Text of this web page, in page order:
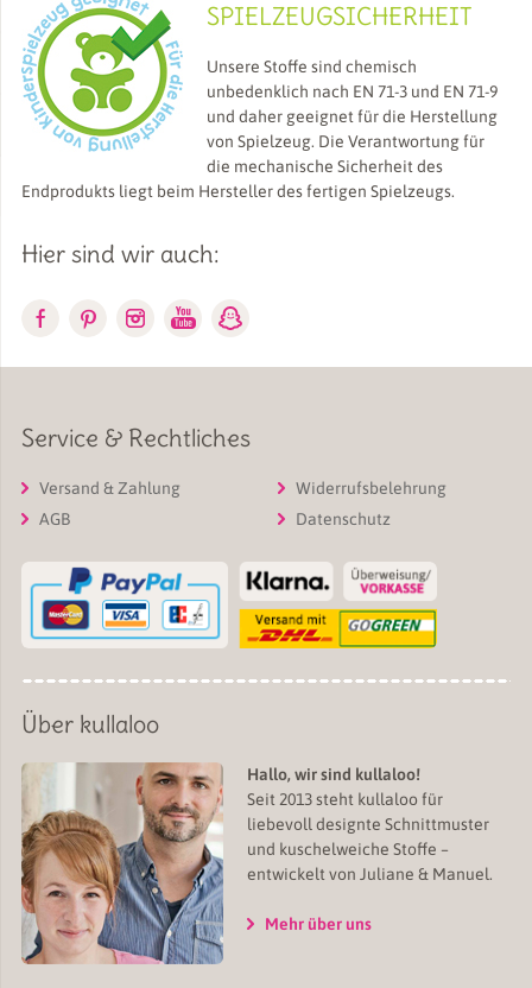
SPIELZEUGSICHERHEIT
Unsere Stoffe sind chemisch
unbedenklich nach EN 71-3 und EN 71-9
und daher geeignet für die Herstellung
von Spielzeug. Die Verantwortung für
die mechanische Sicherheit des
Endprodukts liegt beim Hersteller des fertigen Spielzeugs.
Hier sind wir auch:
Service & Rechtliches
Versand & Zahlung
AGB
Widerrufsbelehrung
Datenschutz
Über kullaloo
Hallo, wir sind kullaloo!
Seit 2013 steht kullaloo für
liebevoll designte Schnittmuster
und kuschelweiche Stoffe –
entwickelt von Juliane & Manuel.
Mehr über uns